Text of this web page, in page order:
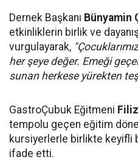
Dernek Başkanı Bünyamin
etkinliklerin birlik ve
vurgulayarak,
her şeye değer. Emeği
sunan herkese yürekten
GastroÇubuk Eğitmeni
tempolu geçen eğitim
kursiyerlerle birlikte keyifli
ifade etti.